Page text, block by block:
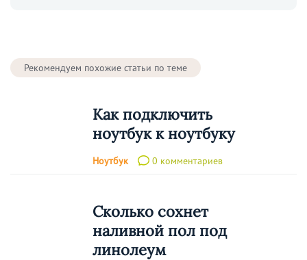
Рекомендуем похожие статьи по теме
Как подключить
ноутбук к ноутбуку
Ноутбук 0 комментариев
Сколько сохнет
наливной пол под
линолеум